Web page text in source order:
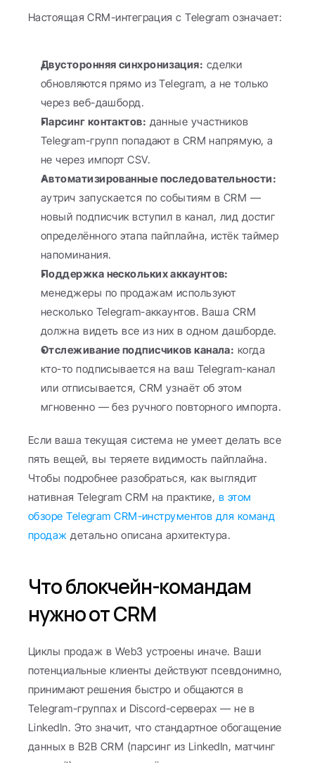
Настоящая CRM-интеграция с Telegram означает:
Двусторонняя синхронизация: сделки
обновляются прямо из Telegram, а не только
через веб-дашборд.
Парсинг контактов: данные участников
Telegram-групп попадают в CRM напрямую, а
не через импорт CSV.
Автоматизированные последовательности:
аутрич запускается по событиям в CRM —
новый подписчик вступил в канал, лид достиг
определённого этапа пайплайна, истёк таймер
напоминания.
Поддержка нескольких аккаунтов:
менеджеры по продажам используют
несколько Telegram-аккаунтов. Ваша CRM
должна видеть все из них в одном дашборде.
Отслеживание подписчиков канала: когда
кто-то подписывается на ваш Telegram-канал
или отписывается, CRM узнаёт об этом
мгновенно — без ручного повторного импорта.
Если ваша текущая система не умеет делать все
пять вещей, вы теряете видимость пайплайна.
Чтобы подробнее разобраться, как выглядит
нативная Telegram CRM на практике, в этом
обзоре Telegram CRM-инструментов для команд
продаж детально описана архитектура.
Что блокчейн-командам
нужно от CRM
Циклы продаж в Web3 устроены иначе. Ваши
потенциальные клиенты действуют псевдонимно,
принимают решения быстро и общаются в
Telegram-группах и Discord-серверах — не в
LinkedIn. Это значит, что стандартное обогащение
данных в B2B CRM (парсинг из LinkedIn, матчинг